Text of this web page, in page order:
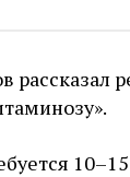
рассказал